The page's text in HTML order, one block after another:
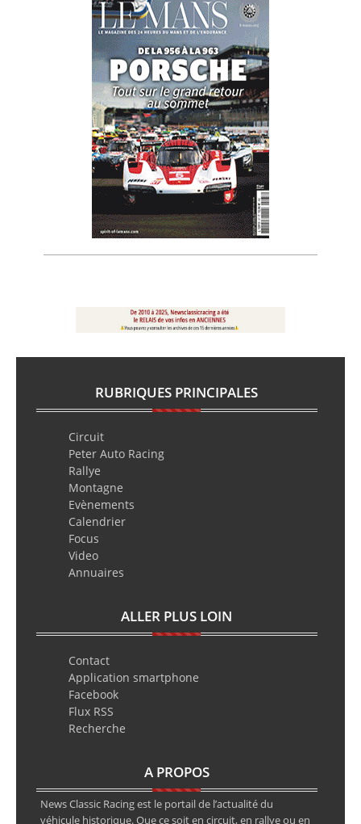
RUBRIQUES PRINCIPALES
Circuit
Peter Auto Racing
Rallye
Montagne
Evènements
Calendrier
Focus
Video
Annuaires
ALLER PLUS LOIN
Contact
Application smartphone
Facebook
Flux RSS
Recherche
A PROPOS
News Classic Racing est le portail de l’actualité du
véhicule historique. Que ce soit en circuit, en rallye ou en